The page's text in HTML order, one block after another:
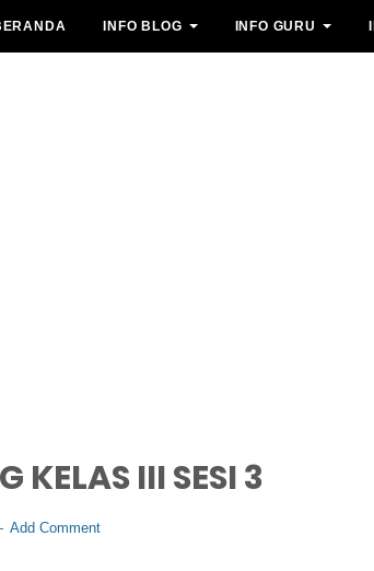
INFO BLOG INFO GURU
KELAS III SESI 3
Add Comment